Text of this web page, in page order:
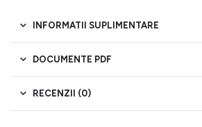
INFORMATII SUPLIMENTARE
DOCUMENTE PDF
RECENZII (0)